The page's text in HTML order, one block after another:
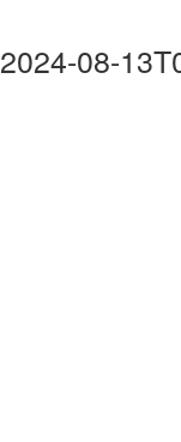
2024-08-